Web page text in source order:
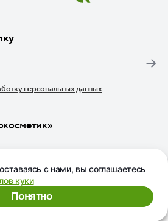
персональных данных
с нами, вы соглашаетесь
куки
Понятно